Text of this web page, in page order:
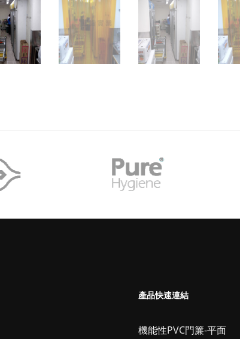
產品快速連結
機能性PVC門簾-平面